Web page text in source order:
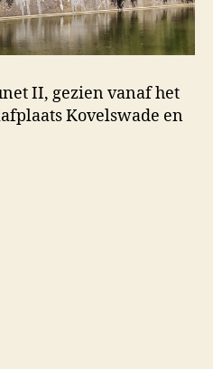
II, gezien vanaf het
Kovelswade en